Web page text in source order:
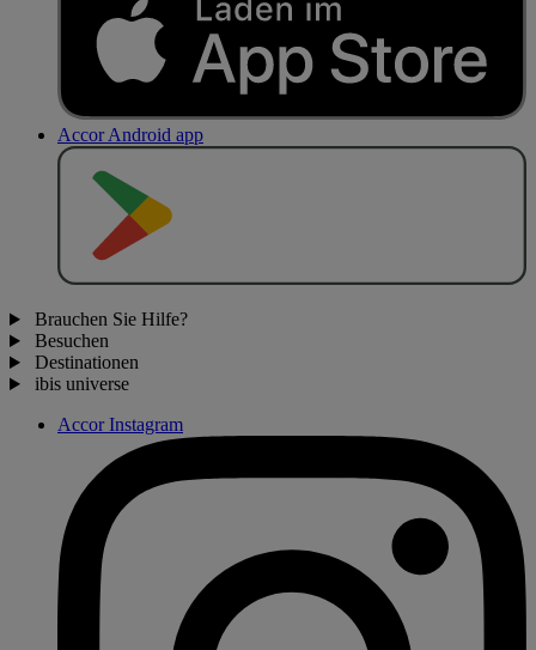
Accor Android app
Brauchen Sie Hilfe?
Besuchen
Destinationen
ibis universe
Accor Instagram